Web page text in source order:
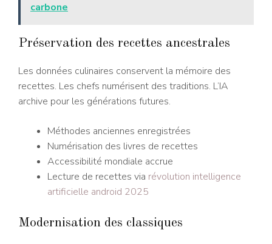
carbone
Préservation des recettes ancestrales
Les données culinaires conservent la mémoire des
recettes. Les chefs numérisent des traditions. L’IA
archive pour les générations futures.
Méthodes anciennes enregistrées
Numérisation des livres de recettes
Accessibilité mondiale accrue
Lecture de recettes via révolution intelligence
artificielle android 2025
Modernisation des classiques